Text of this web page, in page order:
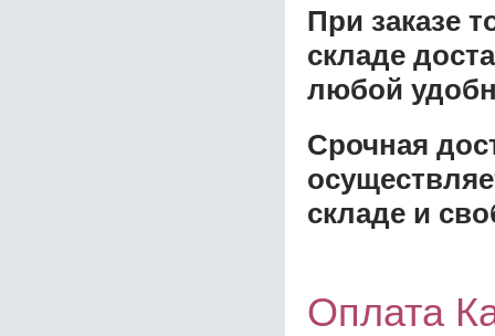
При заказе
складе
любой
Срочная
складе и
Оплата